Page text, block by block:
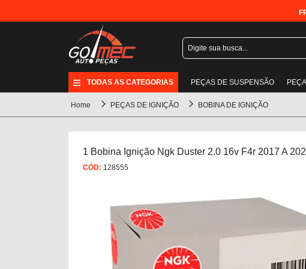
TODAS AS CATEGORIAS PEÇAS DE SUSPENSÃO
Home PEÇAS DE IGNIÇÃO BOBINA DE IGNIÇÃO
1 Bobina Ignição Ngk Duster 2.0 16v F4r 2017 A
CÓD: 128555